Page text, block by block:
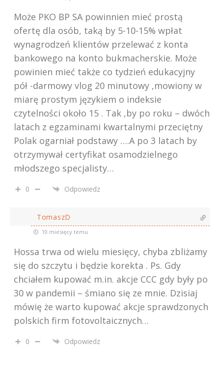
Może PKO BP SA powinnien mieć prostą
ofertę dla osób, taką by 5-10-15% wpłat
wynagrodzeń klientów przelewać z konta
bankowego na konto bukmacherskie. Może
powinien mieć także co tydzień edukacyjny
pół -darmowy vlog 20 minutowy ,mowiony w
miarę prostym językiem o indeksie
czytelności około 15 . Tak ,by po roku – dwóch
latach z egzaminami kwartalnymi przeciętny
Polak ogarniał podstawy ….A po 3 latach by
otrzymywał certyfikat osamodzielnego
młodszego specjalisty…
0 Odpowiedz
TomaszD
10 miesięcy temu
Hossa trwa od wielu miesięcy, chyba zbliżamy
się do szczytu i będzie korekta . Ps. Gdy
chciałem kupować m.in. akcje CCC gdy były po
30 w pandemii – śmiano się ze mnie. Dzisiaj
mówię że warto kupować akcje sprawdzonych
polskich firm fotovoltaicznych…
0 Odpowiedz